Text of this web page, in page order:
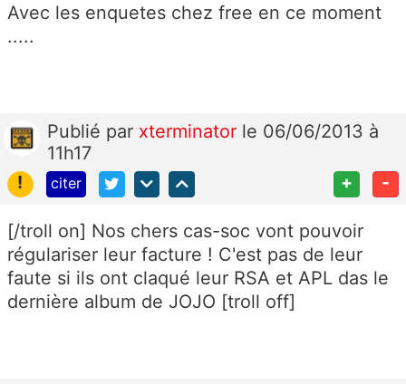
Avec les enquetes chez free en ce moment
.....
Publié par xterminator le 06/06/2013 à
11h17
!
citer + -
[/troll on] Nos chers cas-soc vont pouvoir
régulariser leur facture ! C'est pas de leur
faute si ils ont claqué leur RSA et APL das le
dernière album de JOJO [troll off]